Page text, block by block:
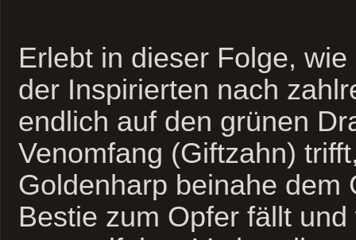
Erlebt in dieser Folge,
der Inspirierten nach
endlich auf den grünen
Venomfang (Giftzahn)
Goldenharp beinahe dem
Bestie zum Opfer fällt und